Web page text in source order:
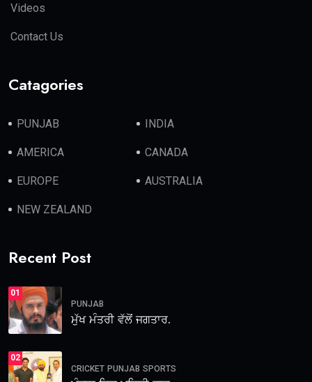
Videos
Contact Us
Catagories
PUNJAB INDIA
AMERICA CANADA
EUROPE AUSTRALIA
NEW ZEALAND
Recent Post
01
PUNJAB
ਮੁੱਖ ਮੰਤਰੀ ਵੱਲੋਂ ਜਗਤਾਰ.
02
CRICKET PUNJAB SPORTS